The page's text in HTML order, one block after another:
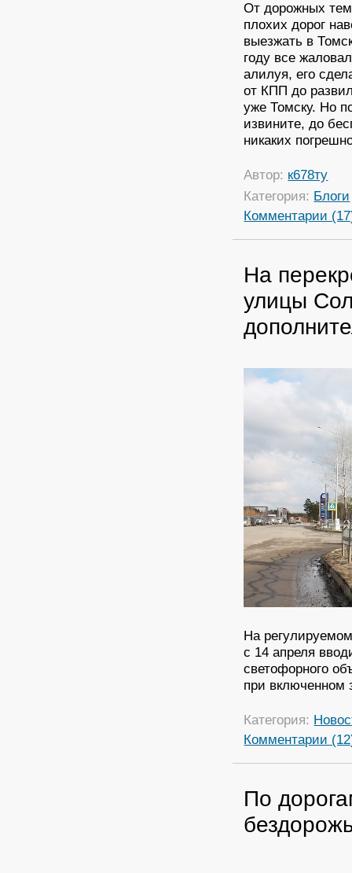
От дорожных
плохих дорог
выезжать в
году все
алилуя, его
от КПП до
уже Томску. Но
извините, до
никаких
Автор: к678ту
Категория: Блоги
Комментарии
На
улицы
На
с 14 апреля
светофорного
при включенном
Категория:
Комментарии
По